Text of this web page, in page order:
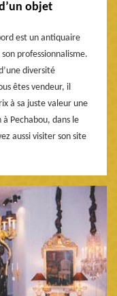
objet
est un antiquaire
professionnalisme.
diversité
êtes vendeur, il
à sa juste valeur une
à Pechabou, dans le
aussi visiter son site